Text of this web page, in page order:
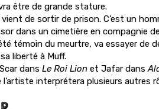
être de grande stature.
vient de sortir de prison. C’est un
dans un cimetière en compagnie
témoin du meurtre, va essayer de
liberté à Muff.
dans Le Roi Lionet Jafar dans
interprétera plusieurs autres